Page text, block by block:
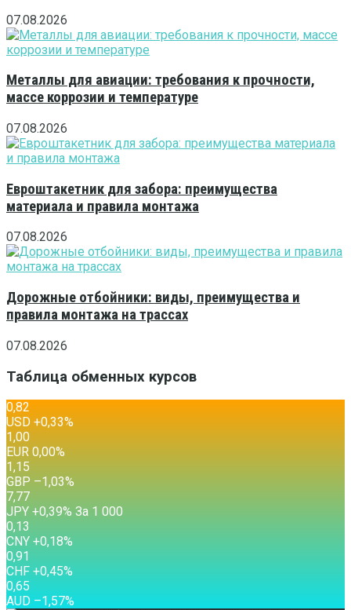
07.08.2026
Металлы для авиации: требования к прочности,
массе коррозии и температуре
07.08.2026
Евроштакетник для забора: преимущества
материала и правила монтажа
07.08.2026
Дорожные отбойники: виды, преимущества и
правила монтажа на трассах
07.08.2026
Таблица обменных курсов
0,82
USD +0,33%
1,00
EUR 0,00%
1,15
GBP –1,03%
7,77
JPY +0,39% За 1 000
0,13
CNY +0,18%
0,91
CHF +0,45%
0,65
AUD –1,57%